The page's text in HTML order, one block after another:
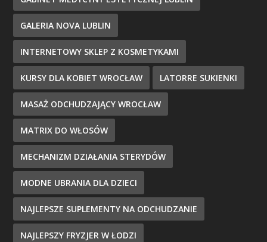
GALERIA NOVA LUBLIN
INTERNETOWY SKLEP Z KOSMETYKAMI
KURSY DLA KOBIET WROCŁAW LATORRE SUKIENKI
MASAŻ ODCHUDZAJĄCY WROCŁAW
MATRIX DO WŁOSÓW
MECHANIZM DZIAŁANIA STERYDÓW
MODNE UBRANIA DLA DZIECI
NAJLEPSZE SUPLEMENTY NA ODCHUDZANIE
NAJLEPSZY FRYZJER W ŁODZI